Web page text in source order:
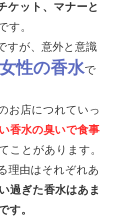
ケット、マナーと
す。
すが、意外と意識
性の香水で
お店につれていっ
香水の臭いで食事
ことがあります。
理由はそれぞれあ
過ぎた香水はあま
す。